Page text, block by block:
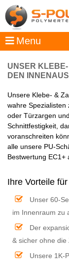
UNSER
DEN
Unsere Klebe- &
wahre Spezialisten
oder Türzargen
Schnittfestigkeit,
voranschreiten
alle unsere PU-
Bestwertung EC1+
Ihre Vorteile
Unser 60-
im Innenraum zu
Der
& sicher ohne die
Unsere 1K-